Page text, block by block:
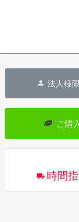
法人様
ご購
時間